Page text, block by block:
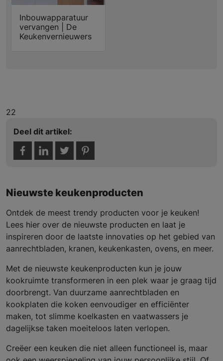
Inbouwapparatuur
vervangen | De
Keukenvernieuwers
22
Deel dit artikel:
Nieuwste keukenproducten
Ontdek de meest trendy producten voor je keuken!
Lees hier over de nieuwste producten en laat je
inspireren door de laatste innovaties op het gebied van
aanrechtbladen, kranen, keukenkasten, ovens, en meer.
Met de nieuwste keukenproducten kun je jouw
kookruimte transformeren in een plek waar je graag tijd
doorbrengt. Van duurzame aanrechtbladen en
kookplaten die koken eenvoudiger en efficiënter
maken, tot slimme koelkasten en vaatwassers je
dagelijkse taken moeiteloos laten verlopen.
Creëer een keuken die niet alleen functioneel is, maar